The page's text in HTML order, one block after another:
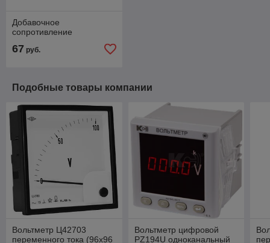
Добавочное
сопротивление
67 руб.
Подобные товары компании
Вольтметр Ц42703
переменного тока (96х96
Вольтметр цифровой
PZ194U одноканальный